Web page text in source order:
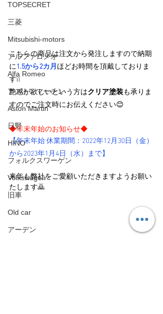
TOPSECRET
三菱
Mitsubishi-motors
アルファロメオ
Alfa Romeo
アストンマーチン
Aston Martin
日野
HINO
フォルクスワーゲン
Volkswagen
旧車
Old car
アーデン
こちらの商品は注文から発注しますので納期
に1.5から2カ月ほどお時間を頂戴しておりま
す❕❕
艶感が欲しいという方はクリア塗装も承りま
すのでご注文時にお伝えください😊
◆年末年始のお知らせ◆
【年末年始 休業期間：2022年12月30日（金）
から2023年1月4日（水）まで】
来年も弊社をご愛顧いただきますようお願い
たします🙇